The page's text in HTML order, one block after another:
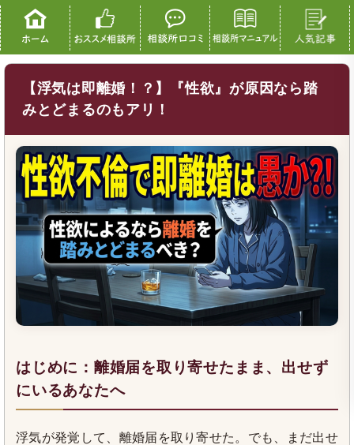
【浮気は即離婚！？】『性欲』が原因なら踏
みとどまるのもアリ！
はじめに：離婚届を取り寄せたまま、出せず
にいるあなたへ
浮気が発覚して、離婚届を取り寄せた。でも、まだ出せ